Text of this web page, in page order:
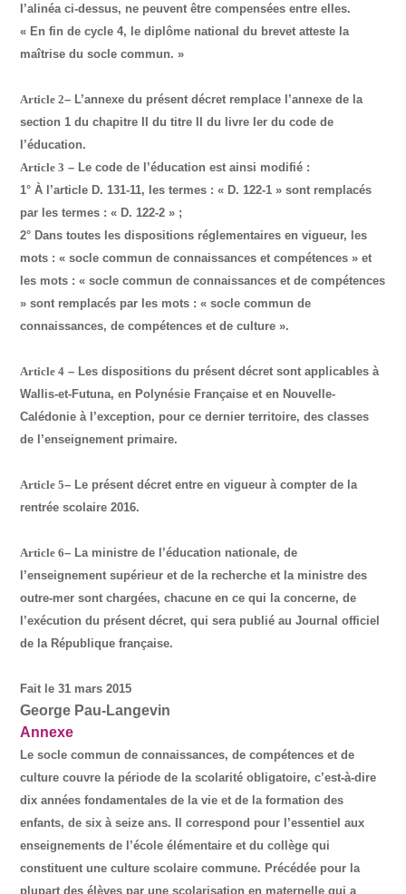
l’alinéa ci-dessus, ne peuvent être compensées entre elles.
« En fin de cycle 4, le diplôme national du brevet atteste la
maîtrise du socle commun. »
Article 2– L’annexe du présent décret remplace l’annexe de la
section 1 du chapitre II du titre II du livre Ier du code de
l’éducation.
Article 3 – Le code de l’éducation est ainsi modifié :
1° À l’article D. 131-11, les termes : « D. 122-1 » sont remplacés
par les termes : « D. 122-2 » ;
2° Dans toutes les dispositions réglementaires en vigueur, les
mots : « socle commun de connaissances et compétences » et
les mots : « socle commun de connaissances et de compétences
» sont remplacés par les mots : « socle commun de
connaissances, de compétences et de culture ».
Article 4 – Les dispositions du présent décret sont applicables à
Wallis-et-Futuna, en Polynésie Française et en Nouvelle-
Calédonie à l’exception, pour ce dernier territoire, des classes
de l’enseignement primaire.
Article 5– Le présent décret entre en vigueur à compter de la
rentrée scolaire 2016.
Article 6– La ministre de l’éducation nationale, de
l’enseignement supérieur et de la recherche et la ministre des
outre-mer sont chargées, chacune en ce qui la concerne, de
l’exécution du présent décret, qui sera publié au Journal officiel
de la République française.
Fait le 31 mars 2015
George Pau-Langevin
Annexe
Le socle commun de connaissances, de compétences et de
culture couvre la période de la scolarité obligatoire, c’est-à-dire
dix années fondamentales de la vie et de la formation des
enfants, de six à seize ans. Il correspond pour l’essentiel aux
enseignements de l’école élémentaire et du collège qui
constituent une culture scolaire commune. Précédée pour la
plupart des élèves par une scolarisation en maternelle qui a